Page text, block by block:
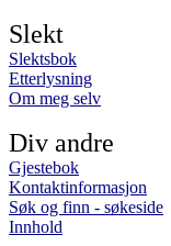
Slekt
Slektsbok
Etterlysning
Om meg selv
Div andre
Gjestebok
Kontaktinformasjon
Søk og finn - søkeside
Innhold